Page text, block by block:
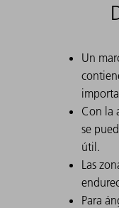
Un
Con la
se
útil.
Las
Para